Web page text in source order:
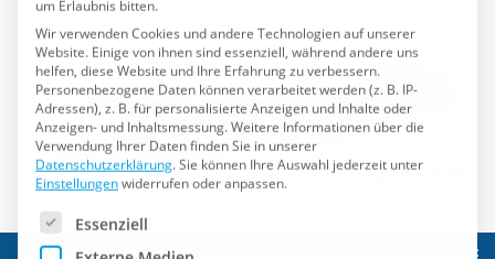
Wir verwenden Cookies und andere Technologien auf unserer
Website. Einige von ihnen sind essenziell, während andere uns
helfen, diese Website und Ihre Erfahrung zu verbessern.
Personenbezogene Daten können verarbeitet werden (z. B. IP-
Adressen), z. B. für personalisierte Anzeigen und Inhalte oder
Anzeigen- und Inhaltsmessung.Weitere Informationen über die
Verwendung Ihrer Daten finden Sie in unserer
Datenschutzerklärung. Sie können Ihre Auswahl jederzeit unter
Einstellungenwiderrufen oder anpassen.
Es folgt eine Liste der Service-Gruppen, für die eine
Externe Medien